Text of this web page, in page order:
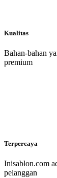
Kualitas
Bahan-bahan
premium
Terpercaya
Inisablon.com
pelanggan